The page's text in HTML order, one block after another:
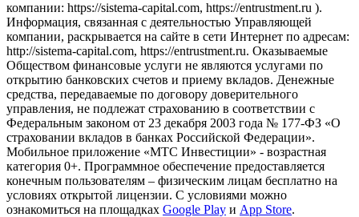
компании: https://sistema-capital.com, https://entrustment.ru ).
Информация, связанная с деятельностью Управляющей
компании, раскрывается на сайте в сети Интернет по адресам:
http://sistema-capital.com, https://entrustment.ru. Оказываемые
Обществом финансовые услуги не являются услугами по
открытию банковских счетов и приему вкладов. Денежные
средства, передаваемые по договору доверительного
управления, не подлежат страхованию в соответствии с
Федеральным законом от 23 декабря 2003 года № 177-ФЗ «О
страховании вкладов в банках Российской Федерации».
Мобильное приложение «МТС Инвестиции» - возрастная
категория 0+. Программное обеспечение предоставляется
конечным пользователям – физическим лицам бесплатно на
условиях открытой лицензии. С условиями можно
ознакомиться на площадках Google Play и App Store.